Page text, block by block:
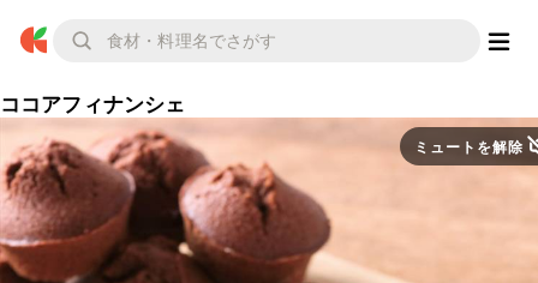
ココアフィナンシェ
ミュートを解除